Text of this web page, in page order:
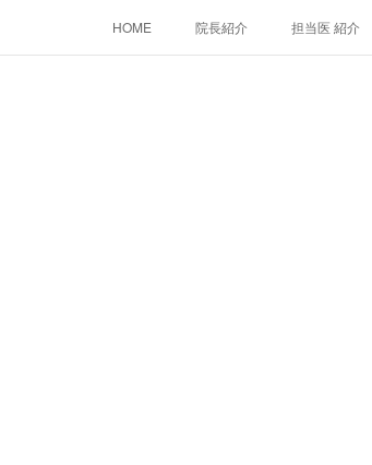
HOME 院長紹介 担当医 紹介